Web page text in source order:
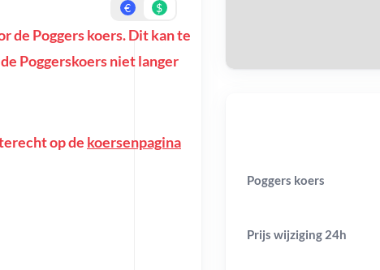
€ $
de Poggers koers. Dit kan te
Poggerskoers niet langer
op de koersenpagina
Poggers koers
Prijs wijziging 24h